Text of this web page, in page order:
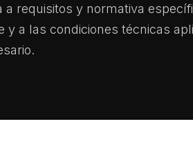
a requisitos y normativa
y a las condiciones técnicas